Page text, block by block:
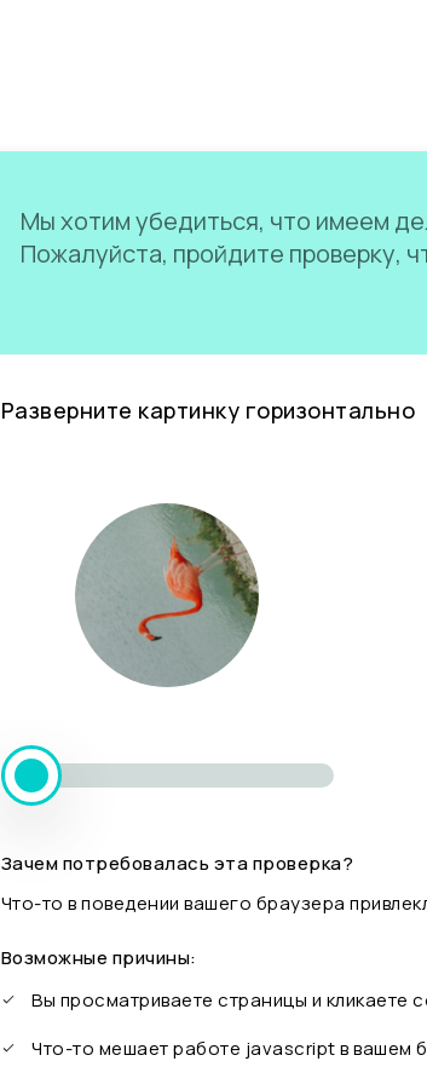
Мы хотим убедиться, что имеем
Пожалуйста, пройдите проверку,
Разверните картинку горизонтально
Зачем потребовалась эта проверка?
Что-то в поведении вашего браузера
Возможные причины:
Вы просматриваете страницы и
Что-то мешает работе javascript в вашем